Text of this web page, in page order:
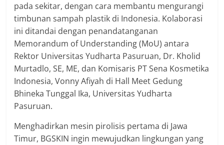
pada sekitar, dengan cara membantu mengurangi
timbunan sampah plastik di Indonesia. Kolaborasi
ini ditandai dengan penandatanganan
Memorandum of Understanding (MoU) antara
Rektor Universitas Yudharta Pasuruan, Dr. Kholid
Murtadlo, SE, ME, dan Komisaris PT Sena Kosmetika
Indonesia, Vonny Afiyah di Hall Meet Gedung
Bhineka Tunggal Ika, Universitas Yudharta
Pasuruan.
Menghadirkan mesin pirolisis pertama di Jawa
Timur, BGSKIN ingin mewujudkan lingkungan yang